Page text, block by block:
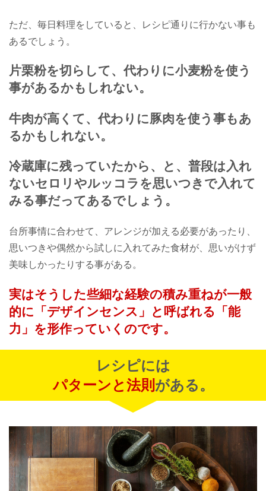
ただ、毎日料理をしていると、 レシピ通りに行かない事も
あるでしょう。
片栗粉を切らして、代わりに小麦粉を使う
事があるかもしれない。
牛肉が高くて、代わりに豚肉を使う事もあ
るかもしれない。
冷蔵庫に残っていたから、と、 普段は入れ
ないセロリやルッコラを思いつきで入れて
みる事だってあるでしょう。
台所事情に合わせて、 アレンジが加える必要があったり、
思いつきや偶然から試しに入れてみた食材が、 思いがけず
美味しかったりする事がある。
実はそうした些細な経験の積み重ねが一般
的に「デザインセンス」と呼ばれる「能
力」を形作っていくのです。
レシピには
パターンと法則 がある。